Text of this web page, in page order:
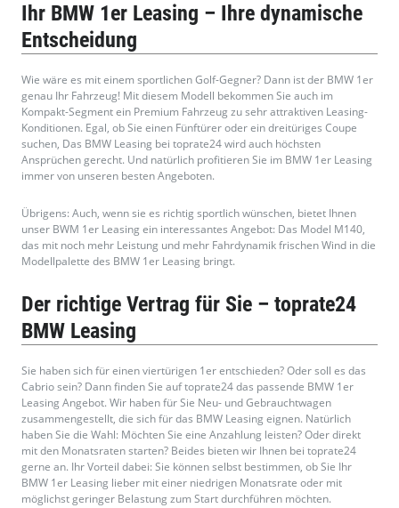
Ihr BMW 1er Leasing – Ihre dynamische
Entscheidung
Wie wäre es mit einem sportlichen Golf-Gegner? Dann ist der BMW 1er
genau Ihr Fahrzeug! Mit diesem Modell bekommen Sie auch im
Kompakt-Segment ein Premium Fahrzeug zu sehr attraktiven Leasing-
Konditionen. Egal, ob Sie einen Fünftürer oder ein dreitüriges Coupe
suchen, Das BMW Leasing bei toprate24 wird auch höchsten
Ansprüchen gerecht. Und natürlich profitieren Sie im BMW 1er Leasing
immer von unseren besten Angeboten.
Übrigens: Auch, wenn sie es richtig sportlich wünschen, bietet Ihnen
unser BWM 1er Leasing ein interessantes Angebot: Das Model M140,
das mit noch mehr Leistung und mehr Fahrdynamik frischen Wind in die
Modellpalette des BMW 1er Leasing bringt.
Der richtige Vertrag für Sie – toprate24
BMW Leasing
Sie haben sich für einen viertürigen 1er entschieden? Oder soll es das
Cabrio sein? Dann finden Sie auf toprate24 das passende BMW 1er
Leasing Angebot. Wir haben für Sie Neu- und Gebrauchtwagen
zusammengestellt, die sich für das BMW Leasing eignen. Natürlich
haben Sie die Wahl: Möchten Sie eine Anzahlung leisten? Oder direkt
mit den Monatsraten starten? Beides bieten wir Ihnen bei toprate24
gerne an. Ihr Vorteil dabei: Sie können selbst bestimmen, ob Sie Ihr
BMW 1er Leasing lieber mit einer niedrigen Monatsrate oder mit
möglichst geringer Belastung zum Start durchführen möchten.